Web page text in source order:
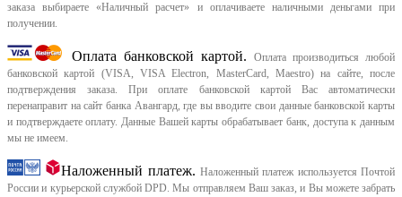
заказа выбираете «Наличный расчет» и оплачиваете наличными деньгами при
получении.
Оплата банковской картой.
Оплата производиться любой
банковской картой (VISA, VISA Electron, MasterCard, Maestro) на сайте, после
подтверждения заказа. При оплате банковской картой Вас автоматически
перенаправит на сайт банка Авангард, где вы вводите свои данные банковской карты
и подтверждаете оплату. Данные Вашей карты обрабатывает банк, доступа к данным
мы не имеем.
Наложенный платеж. Наложенный платеж используется Почтой
России и курьерской службой DPD. Мы отправляем Ваш заказ, и Вы можете забрать